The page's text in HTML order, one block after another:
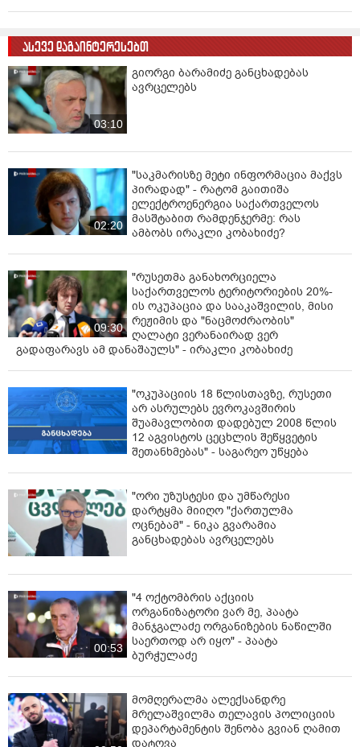
ასევე დაგაინტერესებთ
03:10
გიორგი ბარამიძე განცხადებას
ავრცელებს
02:20
"საკმარისზე მეტი ინფორმაცია მაქვს
პირადად" - რატომ გაითიშა
ელექტროენერგია საქართველოს
მასშტაბით რამდენჯერმე: რას
ამბობს ირაკლი კობახიძე?
09:30
"რუსეთმა განახორციელა
საქართველოს ტერიტორიების 20%-
ის ოკუპაცია და სააკაშვილის, მისი
რეჟიმის და "ნაცმოძრაობის"
ღალატი ვერანაირად ვერ
გადაფარავს ამ დანაშაულს" - ირაკლი კობახიძე
"ოკუპაციის 18 წლისთავზე, რუსეთი
არ ასრულებს ევროკავშირის
შუამავლობით დადებულ 2008 წლის
12 აგვისტოს ცეცხლის შეწყვეტის
შეთანხმებას" - საგარეო უწყება
"ორი უზუსტესი და უმწარესი
დარტყმა მიიღო "ქართულმა
ოცნებამ" - ნიკა გვარამია
განცხადებას ავრცელებს
00:53
"4 ოქტომბრის აქციის
ორგანიზატორი ვარ მე, პაატა
მანჯგალაძე ორგანიზების ნაწილში
საერთოდ არ იყო" - პაატა
ბურჭულაძე
მომღერალმა ალექსანდრე
მრელაშვილმა თელავის პოლიციის
დეპარტამენტის შენობა გვიან ღამით
დატოვა